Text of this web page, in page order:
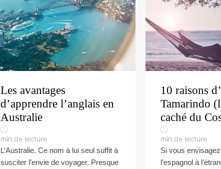
Les avantages
d’apprendre l’anglais en
Australie
min de lecture
L’Australie. Ce nom à lui seul suffit à
susciter l’envie de voyager. Presque
10 raisons
Tamarindo
caché du
min de lecture
Si vous
l’espagnol à